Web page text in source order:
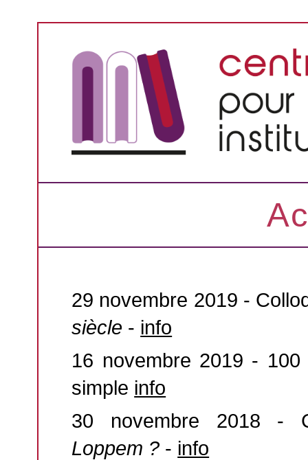
29 novembre 2019 -
siècle - info
16 novembre 2019 -
simple info
30 novembre 2018 -
Loppem ? - info